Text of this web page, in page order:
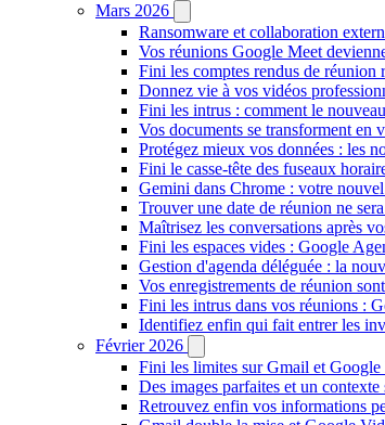
Mars 2026
Ransomware et collaboration
Vos réunions Google Meet
Fini les comptes rendus de réunion
Donnez vie à vos vidéos
Fini les intrus : comment le
Vos documents se transforment
Protégez mieux vos données : les
Fini le casse-tête des fuseaux
Gemini dans Chrome : votre
Trouver une date de réunion ne
Maîtrisez les conversations après
Fini les espaces vides : Google
Gestion d'agenda déléguée : la
Vos enregistrements de réunion
Fini les intrus dans vos réunions :
Identifiez enfin qui fait entrer les
Février 2026
Fini les limites sur Gmail et
Des images parfaites et un
Retrouvez enfin vos informations